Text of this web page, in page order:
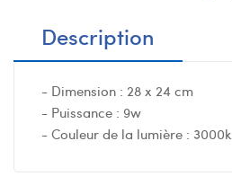
Description
- Dimension : 28 x 24 cm
- Puissance : 9w
- Couleur de la lumière : 3000k